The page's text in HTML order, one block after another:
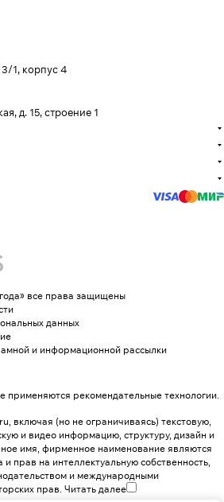
1, корпус 4
д. 15, строение 1
все права защищены
данных
и информационной рассылки
применяются рекомендательные технологии.
включая (но не ограничиваясь) текстовую,
и видео информацию, структуру, дизайн и
имя, фирменное наименование являются
прав на интеллектуальную собственность,
и международными
прав. Читать далее